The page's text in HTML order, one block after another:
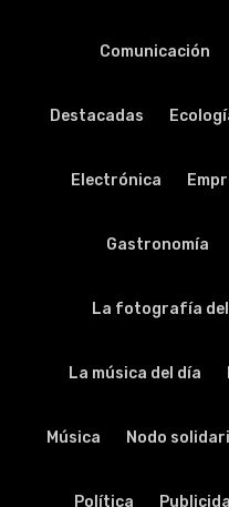
Comunicación
Destacadas
Electrónica
Gastronomía
La fotografía
La música del día
Música Nodo
Política